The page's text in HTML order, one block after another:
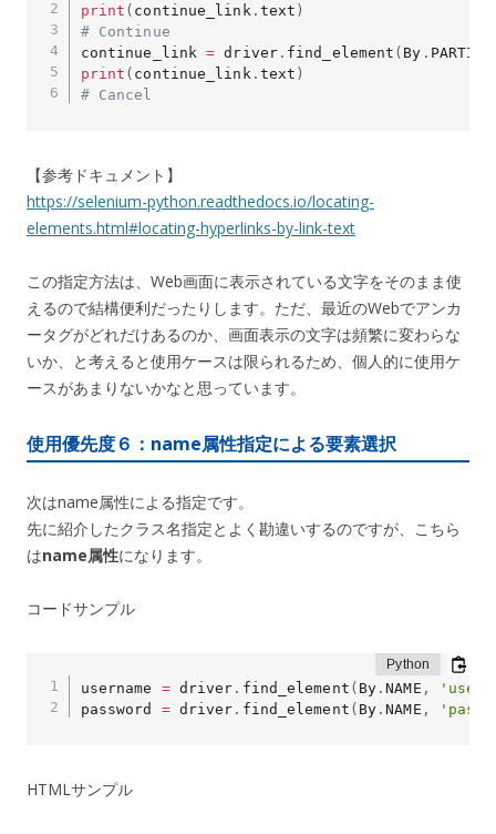
print ( continue_link . text )
# Continue
continue_link = driver. find_element ( By .
print ( continue_link . text )
# Cancel
【参考ドキュメント】
https://selenium-python.readthedocs.io/locating-
elements.html#locating-hyperlinks-by-link-text
この指定方法は、Web画面に表示されている文字をそのまま使
えるので結構便利だったりします。ただ、最近のWebでアンカ
ータグがどれだけあるのか、画面表示の文字は頻繁に変わらな
いか、と考えると使用ケースは限られるため、個人的に使用ケ
ースがあまりないかなと思っています。
使用優先度６：name属性指定による要素選択
次はname属性による指定です。
先に紹介したクラス名指定とよく勘違いするのですが、こちら
はname属性になります。
コードサンプル
username = driver . find_element ( By .NAME ,
password = driver . find_element ( By .NAME ,
HTMLサンプル